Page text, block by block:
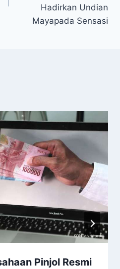
Hadirkan Undian
Mayapada Sensasi
Pinjol Resmi